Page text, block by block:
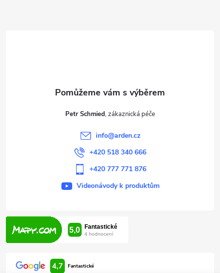
Petr Schmied
info@arden.cz
+420 518 340 666
+420 777 771 876
Videonávody k produktům
4,7 Fantastické